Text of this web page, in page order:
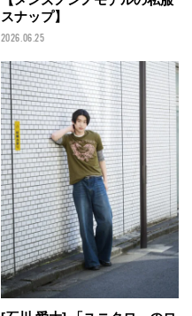
スナップ】
2026.06.25